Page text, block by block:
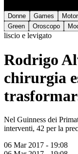
Donne Games
Green
Oroscopo
liscio e levigato
Rodrigo
chirurgia
Nel Guinness dei
interventi, 42 per la
06 Mar 2017 - 19:08